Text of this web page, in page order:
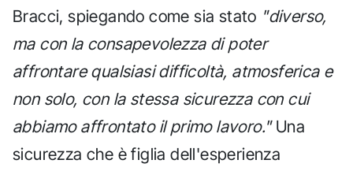
Bracci, spiegando come sia stato "diverso,
ma con la consapevolezza di poter
affrontare qualsiasi difficoltà, atmosferica e
non solo, con la stessa sicurezza con cui
abbiamo affrontato il primo lavoro."Una
sicurezza che è figlia dell'esperienza